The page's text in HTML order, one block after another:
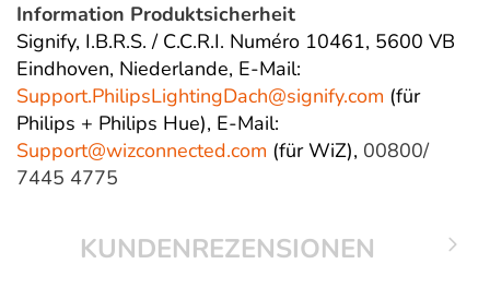
Information Produktsicherheit
Signify, I.B.R.S. / C.C.R.I. Numéro 10461, 5600 VB
Eindhoven, Niederlande, E-Mail:
Support.PhilipsLightingDach@signify.com (für
Philips + Philips Hue), E-Mail:
Support@wizconnected.com (für WiZ), 00800/
7445 4775
KUNDENREZENSIONEN